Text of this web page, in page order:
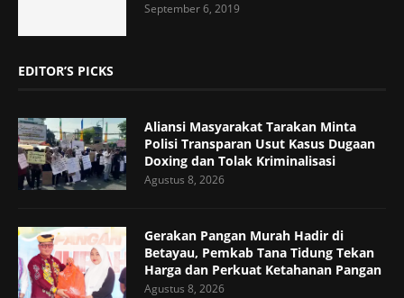
September 6, 2019
EDITOR’S PICKS
Aliansi Masyarakat Tarakan Minta
Polisi Transparan Usut Kasus Dugaan
Doxing dan Tolak Kriminalisasi
Agustus 8, 2026
Gerakan Pangan Murah Hadir di
Betayau, Pemkab Tana Tidung Tekan
Harga dan Perkuat Ketahanan Pangan
Agustus 8, 2026